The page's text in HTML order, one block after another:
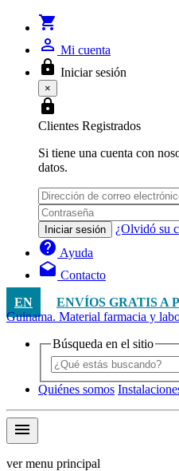
shopping_cart
person_outline Mi cuenta
lock Iniciar sesión
×
lock
Clientes Registrados
Si tiene una cuenta con
datos.
Iniciar sesión ¿Olvidó su
help Ayuda
drafts Contacto
EN
ENVÍOS GRATIS A
Guinama. Material farmacia y
Búsqueda en el sitio
Quiénes somos
menu
ver menu principal